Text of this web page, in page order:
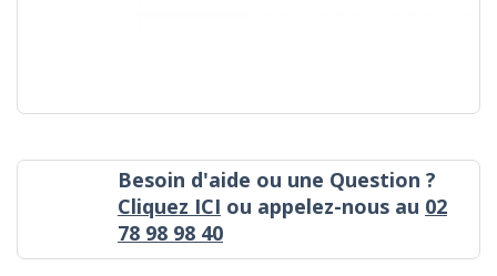
Besoin d'aide ou une Question ?
Cliquez ICI ou appelez-nous au 02
78 98 98 40